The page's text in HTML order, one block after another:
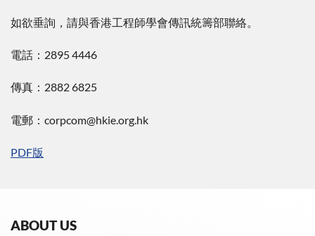
如欲垂詢，請與香港工程師學會傳訊統籌部聯絡。
電話：2895 4446
傳真：2882 6825
電郵：corpcom@hkie.org.hk
PDF版
ABOUT US